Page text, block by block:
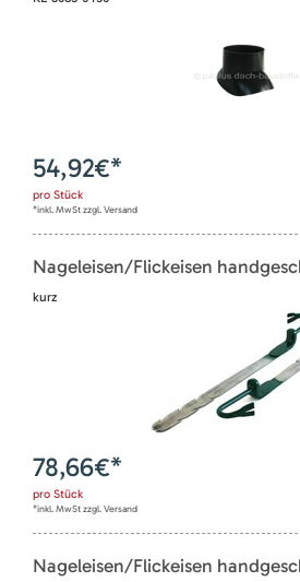
54,92€*
pro Stück
*inkl. MwSt zzgl. Versand
Nageleisen/Flickeisen
kurz
78,66€*
pro Stück
*inkl. MwSt zzgl. Versand
Nageleisen/Flickeisen